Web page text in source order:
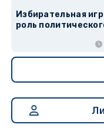
Избирательная
роль